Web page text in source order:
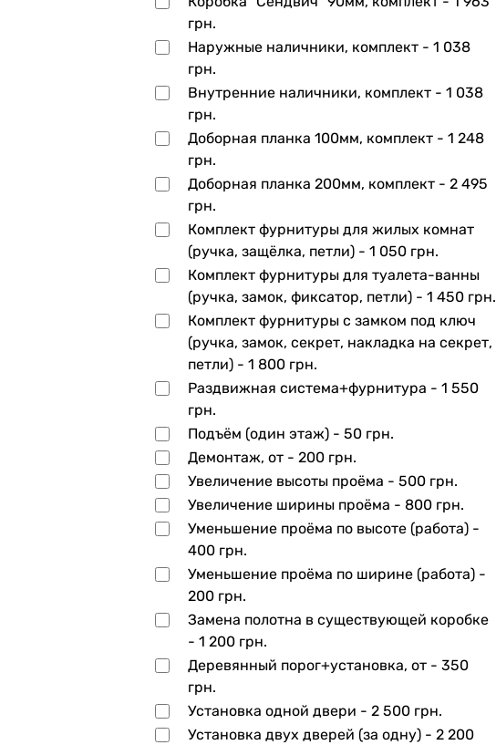
грн.
Наружные наличники, комплект -1 038
грн.
Внутренние наличники, комплект -1 038
грн.
Доборная планка 100мм, комплект -1 248
грн.
Доборная планка 200мм, комплект -2 495
грн.
Комплект фурнитуры для жилых комнат
(ручка, защёлка, петли) -1 050 грн.
Комплект фурнитуры для туалета-ванны
(ручка, замок, фиксатор, петли) -1 450 грн.
Комплект фурнитуры с замком под ключ
(ручка, замок, секрет, накладка на секрет,
петли) -1 800 грн.
Раздвижная система+фурнитура -1 550
грн.
Подъём (один этаж) -50 грн.
Демонтаж, от -200 грн.
Увеличение высоты проёма -500 грн.
Увеличение ширины проёма - 800 грн.
Уменьшение проёма по высоте (работа) -
400 грн.
Уменьшение проёма по ширине (работа) -
200 грн.
Замена полотна в существующей коробке
-1 200 грн.
Деревянный порог+установка, от -350
грн.
Установка одной двери -2 500 грн.
Установка двух дверей (за одну) -2 200